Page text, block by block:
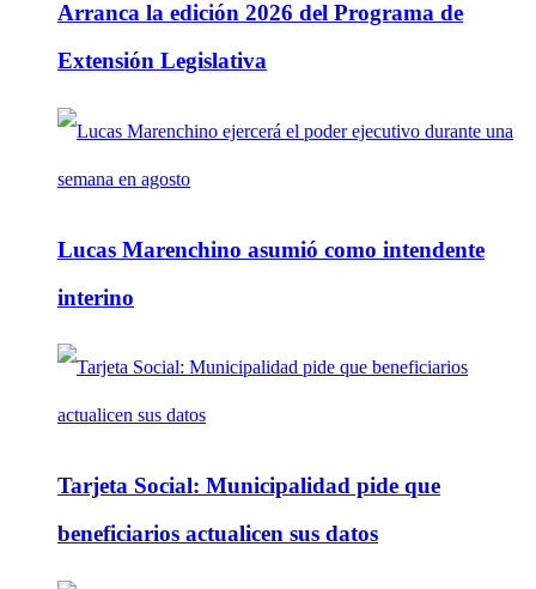
Arranca la edición 2026 del Programa de
Extensión Legislativa
Lucas Marenchino asumió como intendente
interino
Tarjeta Social: Municipalidad pide que
beneficiarios actualicen sus datos